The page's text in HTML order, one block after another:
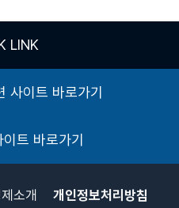
LINK
사이트 바로가기
트 바로가기
소개
개인정보처리방침